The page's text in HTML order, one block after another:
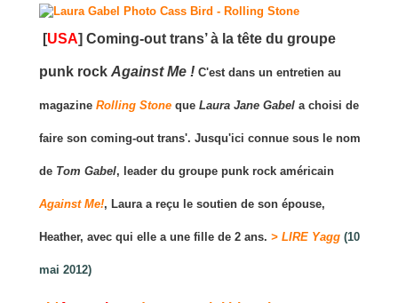
[USA] Coming-out trans’ à la tête du groupe
punk rock Against Me ! C'est dans un entretien au
magazine Rolling Stone que Laura Jane Gabel a choisi de
faire son coming-out trans'. Jusqu'ici connue sous le nom
de Tom Gabel, leader du groupe punk rock américain
Against Me!, Laura a reçu le soutien de son épouse,
Heather, avec qui elle a une fille de 2 ans. > LIRE Yagg (10
mai 2012)